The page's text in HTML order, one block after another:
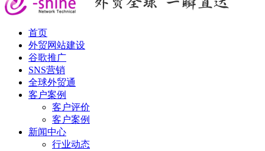
首页
外贸网站建设
谷歌推广
SNS营销
全球外贸通
客户案例
客户评价
客户案例
新闻中心
行业动态